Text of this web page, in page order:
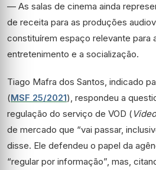
— As salas de cinema ainda
de receita para as produções
constituírem espaço relevante para
entretenimento e a socialização.
Tiago Mafra dos Santos, indicado
(MSF 25/2021), respondeu a
regulação do serviço de VOD (
de mercado que “vai passar,
disse. Ele defendeu o papel da
“regular por informação”, mas,